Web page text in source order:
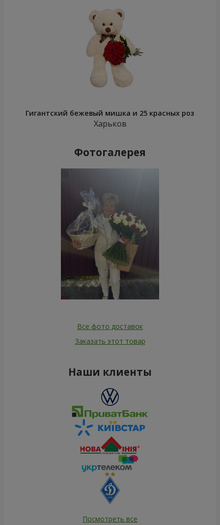
Гигантский бежевый мишка и 25 красных роз
Харьков
Фотогалерея
Все фото доставок
Заказать этот товар
Наши клиенты
Посмотреть все